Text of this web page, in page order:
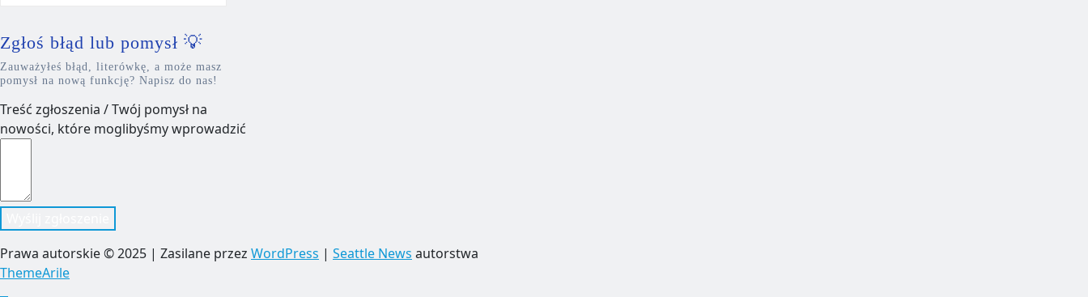
Zgłoś błąd lub pomysł 💡
Zauważyłeś błąd, literówkę, a może masz
pomysł na nową funkcję? Napisz do nas!
Treść zgłoszenia / Twój pomysł na
nowości, które moglibyśmy wprowadzić
Prawa autorskie © 2025 | Zasilane przez WordPress | Seattle News autorstwa
ThemeArile